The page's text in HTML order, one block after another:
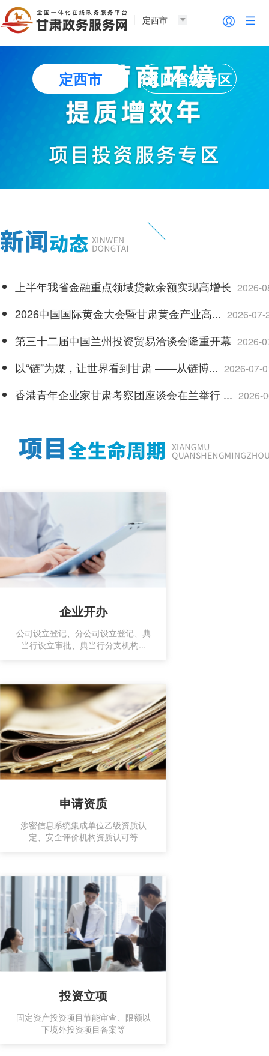
定西市
定西市 返回省级专区
上半年我省金融重点领域贷款余额实现高增长 2026-
2026中国国际黄金大会暨甘肃黄金产业高... 2026-07-
第三十二届中国兰州投资贸易洽谈会隆重开幕 2026-
以“链”为媒，让世界看到甘肃 ——从链博... 2026-07-
香港青年企业家甘肃考察团座谈会在兰举行 ... 2026-
企业开办
公司设立登记、分公司设立登记、典
当行设立审批、典当行分支机构...
申请资质
涉密信息系统集成单位乙级资质认
定、安全评价机构资质认可等
投资立项
固定资产投资项目节能审查、限额以
下境外投资项目备案等